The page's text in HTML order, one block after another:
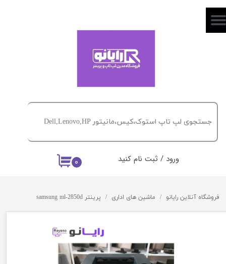
۰ ورود / ثبت نام کنید
حساب کاربری من
خروج از حساب کاربری
فروشگاه آنلاین رایانو ماشین های اداری پرینتر samsung ml-2850d